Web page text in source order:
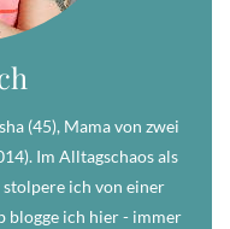
(45), Mama von zwei
Im Alltagschaos als
ich von einer
blogge ich hier - immer